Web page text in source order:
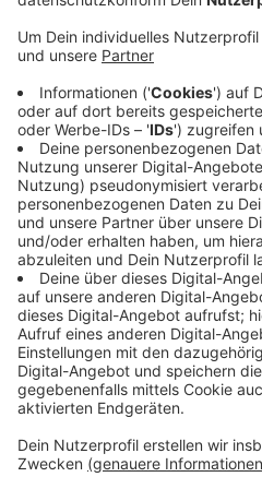
Seit 2018 werden hier schon
Assistenz durchgeführt.
Mediziner der Allgemein-
Jetzt soll hier trainiert
Bauchwandbrüche roboter-
können. Dafür werden die
entsprechend fort- und
zugrundeliegende System
Chirurgie, heißt es von den
Anzeige